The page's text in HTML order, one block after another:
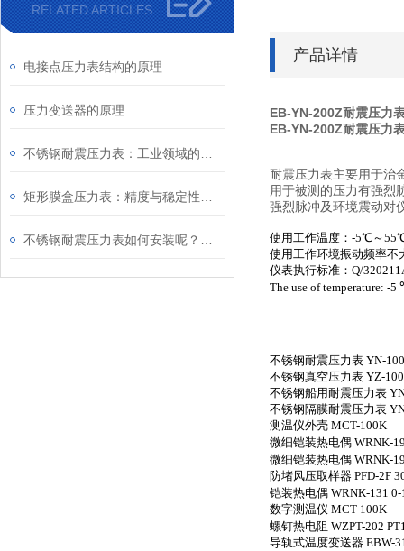
RELATED ARTICLES
电接点压力表结构的原理
压力变送器的原理
产品详情
EB-YN-200Z耐震压力
EB-YN-200Z耐震压力
耐震压力表主要用于治
用于被测的压力有强烈
强烈脉冲及环境震动对
使用工作温度：-5℃～
使用工作环境振动频率不
仪表执行标准：Q/
The use of temperature:
不锈钢耐震压力表 YN-
不锈钢真空压力表 YZ-
不锈钢船用耐震压力表
不锈钢隔膜耐震压力表
测温仪外壳 MCT-100K
微细铠装热电偶 WRNK-
微细铠装热电偶 WRNK-
防堵风压取样器 PFD-2F
铠装热电偶 WRNK-131
数字测温仪 MCT-100K
螺钉热电阻 WZPT-202
导轨式温度变送器 EBW-